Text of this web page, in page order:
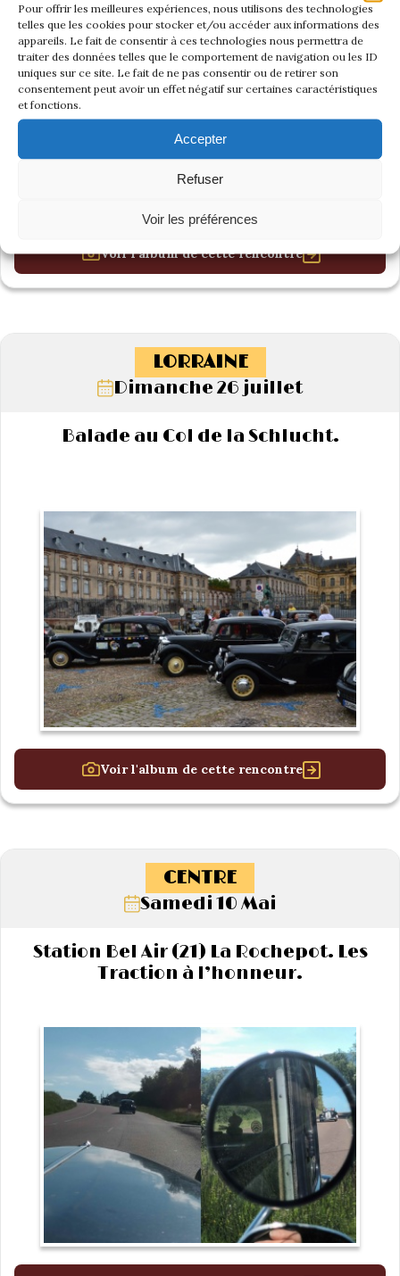
Pour offrir les meilleures expériences, nous utilisons des technologies
telles que les cookies pour stocker et/ou accéder aux informations des
appareils. Le fait de consentir à ces technologies nous permettra de
traiter des données telles que le comportement de navigation ou les ID
uniques sur ce site. Le fait de ne pas consentir ou de retirer son
consentement peut avoir un effet négatif sur certaines caractéristiques
et fonctions.
Accepter
Refuser
Voir les préférences
Voir l'album de cette rencontre
LORRAINE
Dimanche 26 juillet
Balade au Col de la Schlucht.
Voir l'album de cette rencontre
CENTRE
Samedi 10 Mai
Station Bel Air (21) La Rochepot. Les
Traction à l’honneur.